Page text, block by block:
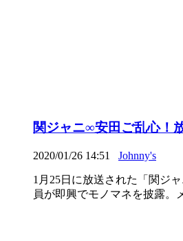
関ジャニ∞安田ご乱心！
2020/01/26 14:51 Johnny's
1月25日に放送された「関ジ
員が即興でモノマネを披露。